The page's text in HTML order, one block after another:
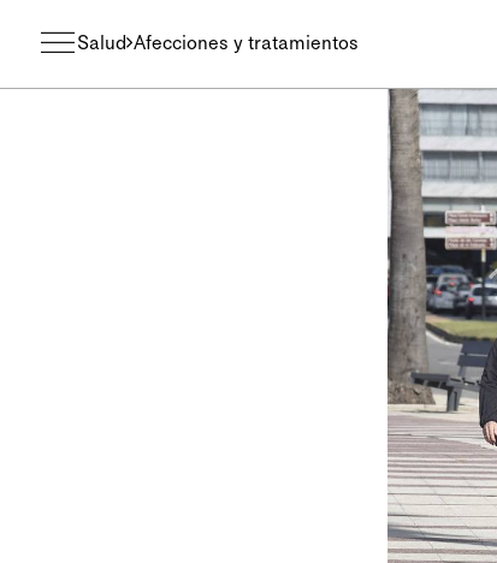
Salud Afecciones y tratamientos